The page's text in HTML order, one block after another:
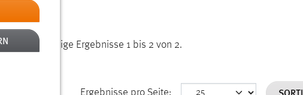
gefunden. Zeige Ergebnisse 1 bis 2 von 2.
Ergebnisse pro Seite: